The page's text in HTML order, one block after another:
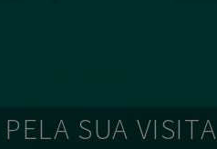
SUA VISITA